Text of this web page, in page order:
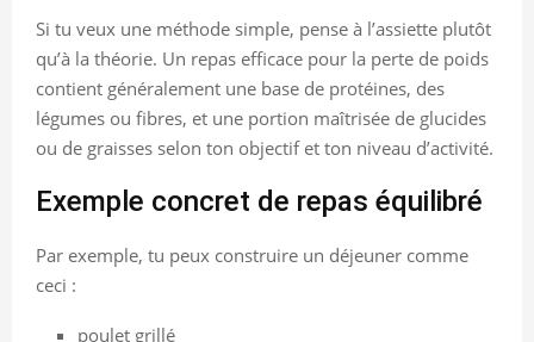
Si tu veux une méthode simple, pense à l’assiette plutôt
qu’à la théorie. Un repas efficace pour la perte de poids
contient généralement une base de protéines, des
légumes ou fibres, et une portion maîtrisée de glucides
ou de graisses selon ton objectif et ton niveau d’activité.
Exemple concret de repas équilibré
Par exemple, tu peux construire un déjeuner comme
ceci :
poulet grillé